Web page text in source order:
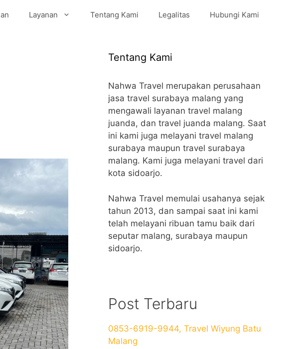
Layanan Tentang Kami Legalitas Hubungi Kami
Tentang Kami
Nahwa Travel merupakan perusahaan
jasa travel surabaya malang yang
mengawali layanan travel malang
juanda, dan travel juanda malang. Saat
ini kami juga melayani travel malang
surabaya maupun travel surabaya
malang. Kami juga melayani travel dari
kota sidoarjo.
Nahwa Travel memulai usahanya sejak
tahun 2013, dan sampai saat ini kami
telah melayani ribuan tamu baik dari
seputar malang, surabaya maupun
sidoarjo.
Post Terbaru
0853-6919-9944, Travel Wiyung Batu
Malang